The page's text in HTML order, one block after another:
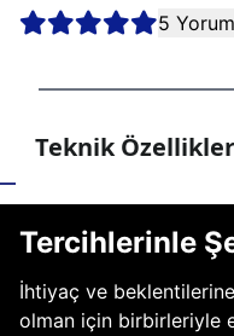
5 Yorum
Teknik Özellikler
Tercihlerinle
İhtiyaç ve
olman için birbirleriyle